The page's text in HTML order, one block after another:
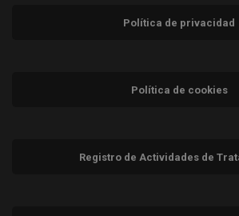
Política de privacidad
Política de cookies
Registro de Actividades de